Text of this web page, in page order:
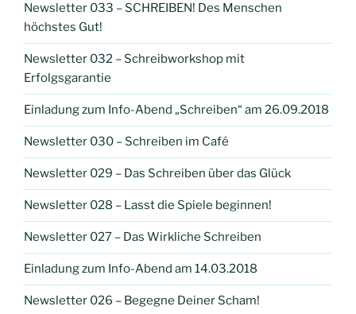
Newsletter 033 – SCHREIBEN! Des Menschen
höchstes Gut!
Newsletter 032 – Schreibworkshop mit
Erfolgsgarantie
Einladung zum Info-Abend „Schreiben“ am 26.09.2018
Newsletter 030 – Schreiben im Café
Newsletter 029 – Das Schreiben über das Glück
Newsletter 028 – Lasst die Spiele beginnen!
Newsletter 027 – Das Wirkliche Schreiben
Einladung zum Info-Abend am 14.03.2018
Newsletter 026 – Begegne Deiner Scham!